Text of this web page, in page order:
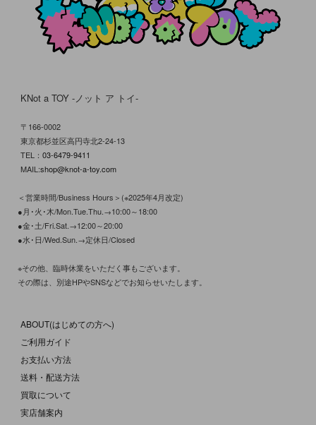
KNot a TOY -ノット ア トイ-
〒166-0002
東京都杉並区高円寺北2-24-13
TEL： 03-6479-9411
MAIL:shop@knot-a-toy.com
＜営業時間/Business Hours＞(※2025年4月改定)
●月･火･木/Mon.Tue.Thu.→10:00～18:00
●金･土/Fri.Sat.→12:00～20:00
●水･日/Wed.Sun.→定休日/Closed
※その他、臨時休業をいただく事もございます。
その際は、別途HPやSNSなどでお知らせいたします。
ABOUT(はじめての方へ)
ご利用ガイド
お支払い方法
送料・配送方法
買取について
実店舗案内